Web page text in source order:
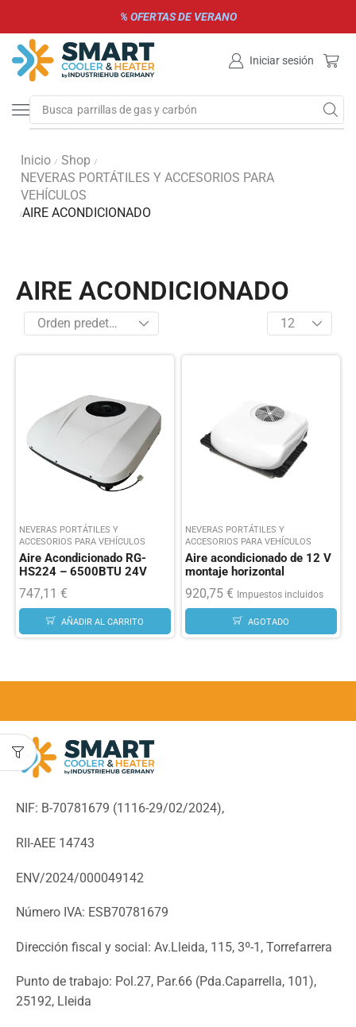
% OFERTAS DE VERANO
Iniciar sesión
Busca parrillas de gas y carbón
Inicio / Shop /
NEVERAS PORTÁTILES Y ACCESORIOS PARA
VEHÍCULOS
/AIRE ACONDICIONADO
AIRE ACONDICIONADO
NEVERAS PORTÁTILES Y
ACCESORIOS PARA VEHÍCULOS
Aire Acondicionado RG-
HS224 – 6500BTU 24V
747,11 €
AÑADIR AL CARRITO
NEVERAS PORTÁTILES Y
ACCESORIOS PARA VEHÍCULOS
Aire acondicionado de 12 V
montaje horizontal
920,75 € Impuestos incluidos
AGOTADO
NIF: B-70781679 (1116-29/02/2024),
RII-AEE 14743
ENV/2024/000049142
Número IVA: ESB70781679
Dirección fiscal y social: Av.Lleida, 115, 3º-1, Torrefarrera
Punto de trabajo: Pol.27, Par.66 (Pda.Caparrella, 101),
25192, Lleida